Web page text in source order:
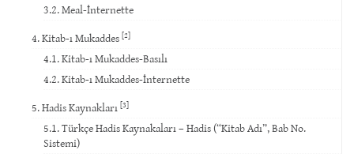
3.2. Meal-İnternette
4. Kitab-ı Mukaddes [2]
4.1. Kitab-ı Mukaddes-Basılı
4.2. Kitab-ı Mukaddes-İnternette
5. Hadis Kaynakları [3]
5.1. Türkçe Hadis Kaynakaları – Hadis (“Kitab Adı”, Bab No.
Sistemi)